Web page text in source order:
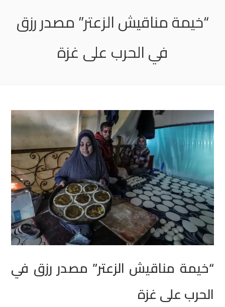
“خيمة مناقيش الزعتر” مصدر رزق
في الحرب على غزة
“خيمة مناقيش الزعتر” مصدر رزق في
الحرب على غزة